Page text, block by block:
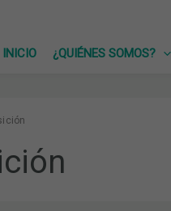
INICIO
¿QUIÉNES SOMOS?